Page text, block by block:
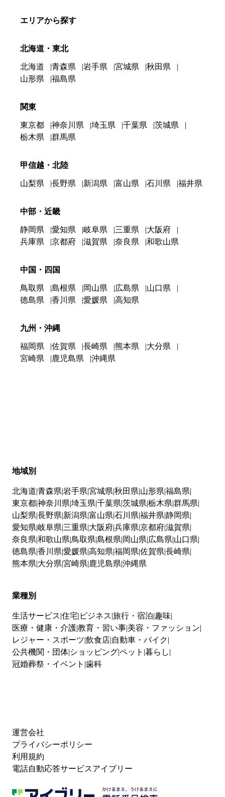
エリアから探す
北海道・東北
北海道 青森県 岩手県 宮城県
秋田県
山形県
福島県
関東
東京都 神奈川県 埼玉県 千葉県
茨城県
栃木県
群馬県
甲信越・北陸
山梨県 長野県 新潟県 富山県 石川県 福井県
中部・近畿
静岡県 愛知県 岐阜県 三重県
大阪府
兵庫県
京都府 滋賀県 奈良県 和歌山県
中国・四国
鳥取県 島根県 岡山県 広島県
山口県
徳島県
香川県 愛媛県 高知県
九州・沖縄
福岡県 佐賀県 長崎県 熊本県
大分県
宮崎県
鹿児島県 沖縄県
地域別
北海道 青森県 岩手県 宮城県 秋田県 山形県 福島県
東京都神奈川県 埼玉県 千葉県 茨城県 栃木県 群馬県
山梨県 長野県 新潟県 富山県 石川県 福井県 静岡県
愛知県 岐阜県 三重県 大阪府兵庫県 京都府滋賀県
奈良県 和歌山県 鳥取県 島根県 岡山県 広島県 山口県
徳島県 香川県 愛媛県 高知県 福岡県 佐賀県 長崎県
熊本県 大分県 宮崎県 鹿児島県 沖縄県
業種別
生活サービス 住宅 ビジネス 旅行・宿泊 趣味
医療・健康・介護教育・習い事 美容・ファッション
レジャー・スポーツ 飲食店 自動車・バイク
公共機関・団体 ショッピングペット 暮らし
冠婚葬祭・イベント 歯科
運営会社
プライバシーポリシー
利用規約
電話自動応答サービスアイブリー